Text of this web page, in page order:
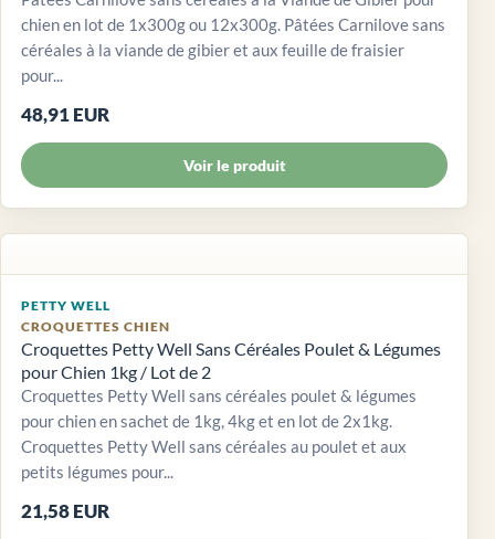
chien en lot de 1x300g ou 12x300g. Pâtées Carnilove sans
céréales à la viande de gibier et aux feuille de fraisier
pour...
48,91 EUR
Voir le produit
PETTY WELL
CROQUETTES CHIEN
Croquettes Petty Well Sans Céréales Poulet & Légumes
pour Chien 1kg / Lot de 2
Croquettes Petty Well sans céréales poulet & légumes
pour chien en sachet de 1kg, 4kg et en lot de 2x1kg.
Croquettes Petty Well sans céréales au poulet et aux
petits légumes pour...
21,58 EUR